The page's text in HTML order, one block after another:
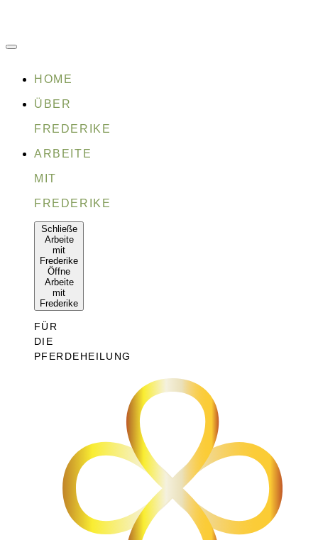
Inhalt
HOME
ÜBER
FREDERIKE
ARBEITE
MIT
FREDERIKE
Schließe
Arbeite
mit
Frederike
Öffne
Arbeite
mit
Frederike
FÜR
DIE
PFERDEHEILUNG